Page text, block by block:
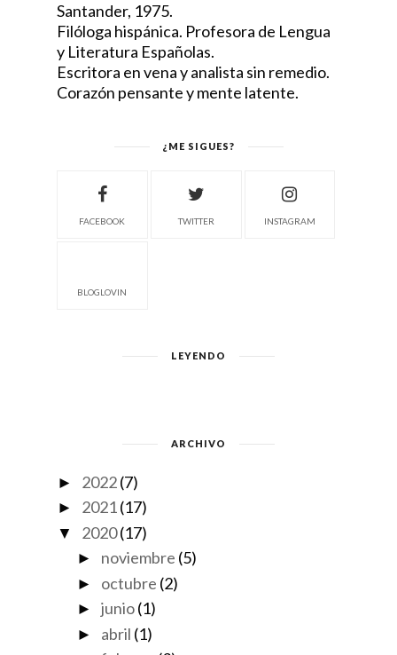
Santander, 1975.
Filóloga hispánica. Profesora de Lengua
y Literatura Españolas.
Escritora en vena y analista sin remedio.
Corazón pensante y mente latente.
¿ME SIGUES?
FACEBOOK TWITTER INSTAGRAM
BLOGLOVIN
LEYENDO
ARCHIVO
► 2022(7)
► 2021(17)
▼ 2020(17)
► noviembre (5)
► octubre (2)
► junio (1)
► abril (1)